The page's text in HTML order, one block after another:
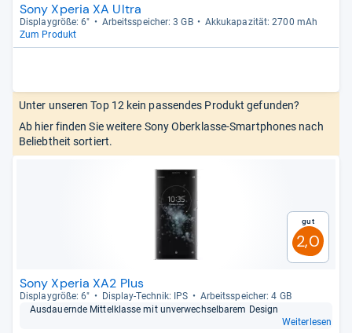
Sony Xperia XA Ultra
Dis­play­größe: 6" Arbeitsspei­cher: 3 GB
Akku­ka­pa­zi­tät: 2700 mAh
Zum Produkt
Unter unseren Top 12 kein passendes Produkt gefunden?
Ab hier finden Sie weitere Sony Oberklasse-Smartphones nach
Beliebtheit sortiert.
Gut
2,0
Sony Xperia XA2 Plus
Dis­play­größe: 6" Dis­play-​Tech­nik: IPS
Arbeitsspei­cher: 4 GB
Aus­dau­ernde Mit­tel­klasse mit unver­wech­sel­ba­rem Design
Weiterlesen